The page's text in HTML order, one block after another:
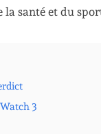
santé et du
3